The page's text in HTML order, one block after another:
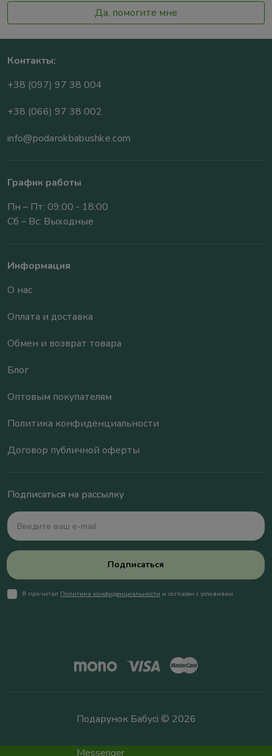
Да, помогите мне
Контакты:
+38 (097) 97 38 004
+38 (066) 97 38 002
info@podarokbabushke.com
График работы
Пн – Пт: 09:00 - 18:00
Сб – Вс: Выходные
Информация
О нас
Оплата и доставка
Обмен и возврат товара
Блог
Оптовым покупателям
Политика конфиденциальности
Договор публичной оферты
Подписаться на рассылку
Подписаться
Я прочитал Политика конфиденциальности и согласен с условиями
Подарунок Бабусі © 2026
Messenger